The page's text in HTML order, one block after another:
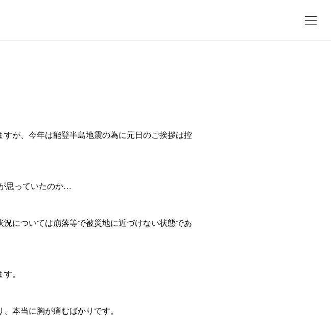
が、今年は能登半島地震の為に元日のご挨拶は控
思っていたのか…
については崩落等で被災地に近づけない状態であ
。
本当に胸が痛むばかりです。